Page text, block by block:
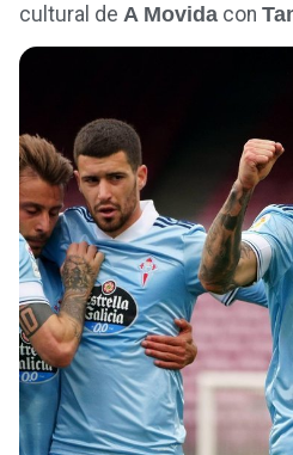
cultural de A Movida con